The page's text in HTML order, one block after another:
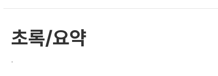
초록/요약
.